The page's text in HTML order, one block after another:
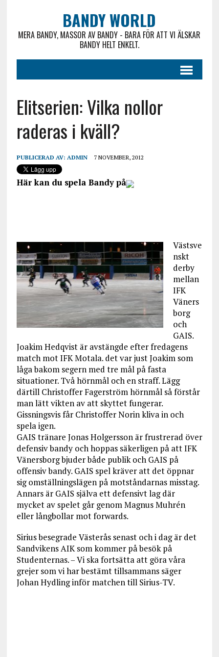
BANDY WORLD
MERA BANDY, MASSOR AV BANDY - BARA FÖR ATT VI ÄLSKAR
BANDY HELT ENKELT.
Elitserien: Vilka nollor
raderas i kväll?
PUBLICERAD AV: ADMIN 7 NOVEMBER, 2012
Här kan du spela Bandy på
Västsve
nskt
derby
mellan
IFK
Väners
borg
och
GAIS.
Joakim Hedqvist är avstängde efter fredagens
match mot IFK Motala. det var just Joakim som
låga bakom segern med tre mål på fasta
situationer. Två hörnmål och en straff. Lägg
därtill Christoffer Fagerström hörnmål så förstår
man lätt vikten av att skyttet fungerar.
Gissningsvis får Christoffer Norin kliva in och
spela igen.
GAIS tränare Jonas Holgersson är frustrerad över
defensiv bandy och hoppas säkerligen på att IFK
Vänersborg bjuder både publik och GAIS på
offensiv bandy. GAIS spel kräver att det öppnar
sig omställningslägen på motståndarnas misstag.
Annars är GAIS själva ett defensivt lag där
mycket av spelet går genom Magnus Muhrén
eller långbollar mot forwards.
Sirius besegrade Västerås senast och i dag är det
Sandvikens AIK som kommer på besök på
Studenternas. – Vi ska fortsätta att göra våra
grejer som vi har bestämt tillsammans säger
Johan Hydling inför matchen till Sirius-TV.